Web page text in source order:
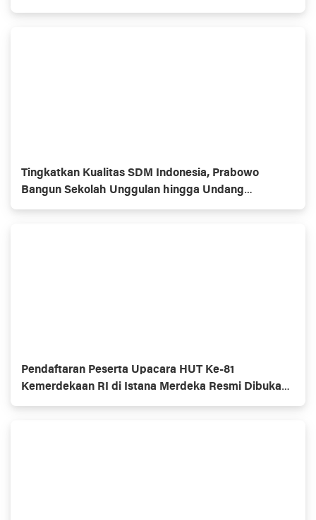
Tingkatkan Kualitas SDM Indonesia, Prabowo
Bangun Sekolah Unggulan hingga Undang
Universitas Terbaik Dunia
Pendaftaran Peserta Upacara HUT Ke-81
Kemerdekaan RI di Istana Merdeka Resmi Dibuka
Hari Ini 5 Agustus 2026